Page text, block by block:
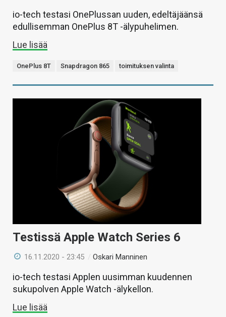
io-tech testasi OnePlussan uuden, edeltäjäänsä
edullisemman OnePlus 8T -älypuhelimen.
Lue lisää
OnePlus 8T Snapdragon 865 toimituksen valinta
Testissä Apple Watch Series 6
16.11.2020 - 23:45 /Oskari Manninen
io-tech testasi Applen uusimman kuudennen
sukupolven Apple Watch -älykellon.
Lue lisää